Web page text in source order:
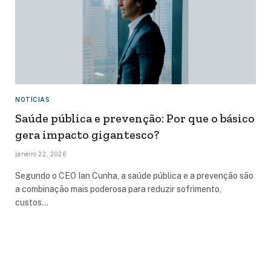
NOTÍCIAS
Saúde pública e prevenção: Por que o básico
gera impacto gigantesco?
janeiro 22, 2026
Segundo o CEO Ian Cunha, a saúde pública e a prevenção são
a combinação mais poderosa para reduzir sofrimento,
custos…